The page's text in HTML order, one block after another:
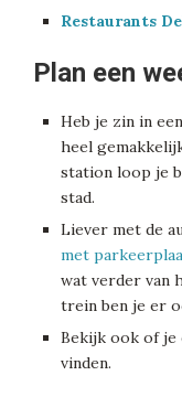
Restaurants
Plan een
Heb je zin in
heel
station loop je
stad.
Liever met de
met
wat verder van
trein ben je er
Bekijk ook of je
vinden.